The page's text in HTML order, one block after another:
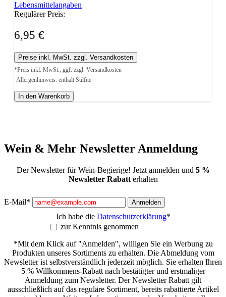
Lebensmittelangaben
Regulärer Preis:
6,95 €
Preise inkl. MwSt. zzgl. Versandkosten
*Preis inkl. MwSt., ggf. zzgl. Versandkosten
Allergenhinweis: enthält Sulfite
In den Warenkorb
Wein & Mehr Newsletter Anmeldung
Der Newsletter für Wein-Begierige! Jetzt anmelden und 5 %
Newsletter Rabatterhalten
E-Mail* Anmelden
Ich habe die Datenschutzerklärung*
zur Kenntnis genommen
*Mit dem Klick auf "Anmelden", willigen Sie ein Werbung zu
Produkten unseres Sortiments zu erhalten. Die Abmeldung vom
Newsletter ist selbstverständlich jederzeit möglich. Sie erhalten Ihren
5 % Willkommens-Rabatt nach bestätigter und erstmaliger
Anmeldung zum Newsletter. Der Newsletter Rabatt gilt
ausschließlich auf das reguläre Sortiment, bereits rabattierte Artikel